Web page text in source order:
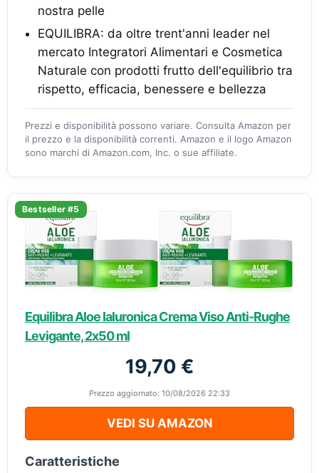
nostra pelle
EQUILIBRA: da oltre trent'anni leader nel
mercato Integratori Alimentari e Cosmetica
Naturale con prodotti frutto dell'equilibrio tra
rispetto, efficacia, benessere e bellezza
Prezzi e disponibilità possono variare. Consulta Amazon per
il prezzo e la disponibilità correnti. Amazon e il logo Amazon
sono marchi di Amazon.com, Inc. o sue affiliate.
Bestseller #5
Equilibra Aloe Ialuronica Crema Viso Anti-Rughe
Levigante, 2x50 ml
19,70 €
Prezzo aggiornato: 10/08/2026 22:33
VEDI SU AMAZON
Caratteristiche